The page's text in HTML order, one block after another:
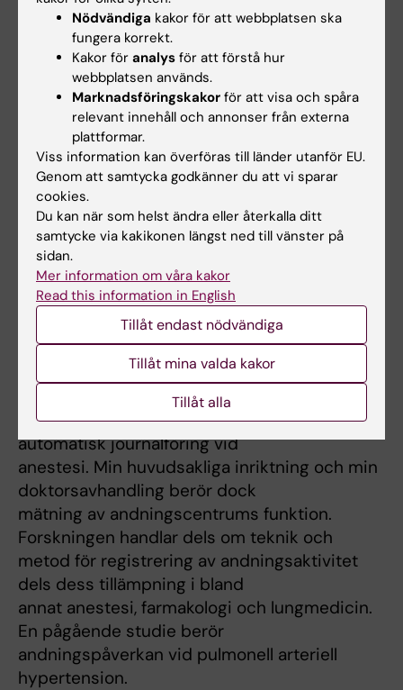
filosofi är enkel: lyssna på studenterna och var
öppen för ny pedagogisk
erfarenhet.
Forskningsbeskrivning
*Forskningsområde*
Tidigare forskningsaktiviteter har berört
ganska skilda områden. Bland
annat har jag studerat benmineraltäthet och
hållfasthet i lårbenshalsen,
experimenterat med röntgendetektion i
zenongas, arbetat med en optisk metod
för tomografisk rekonstruktion av
röntgenbilder, en metod för
hudblodflödesmätning, signalanalys av
hjärtljud, mätning av
narkosgasläckage i operationssalar och
automatisk journalföring vid
anestesi. Min huvudsakliga inriktning och min
doktorsavhandling berör dock
mätning av andningscentrums funktion.
Forskningen handlar dels om teknik och
metod för registrering av andningsaktivitet
dels dess tillämpning i bland
annat anestesi, farmakologi och lungmedicin.
En pågående studie berör
andningspåverkan vid pulmonell arteriell
hypertension.
Nödvändiga kakor för att webbplatsen ska
fungera korrekt.
Kakor för analys för att förstå hur
webbplatsen används.
Marknadsföringskakor för att visa och spåra
relevant innehåll och annonser från externa
plattformar.
Viss information kan överföras till länder utanför EU.
Genom att samtycka godkänner du att vi sparar
cookies.
Du kan när som helst ändra eller återkalla ditt
samtycke via kakikonen längst ned till vänster på
sidan.
Mer information om våra kakor
Read this information in English
Tillåt endast nödvändiga
Tillåt mina valda kakor
Tillåt alla